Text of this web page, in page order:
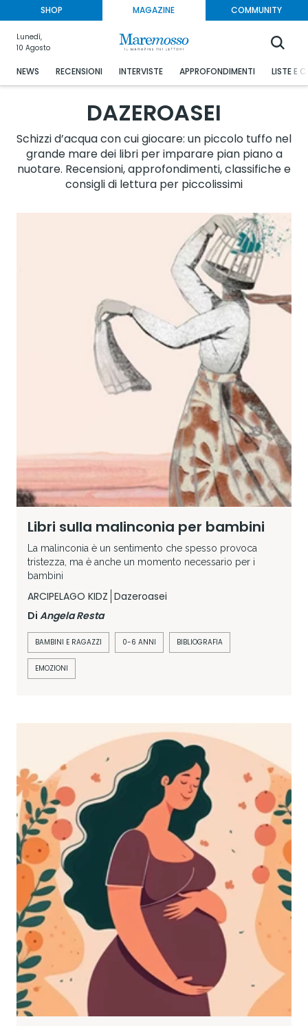
SHOP MAGAZINE COMMUNITY
Lunedì,
10 Agosto
NEWS RECENSIONI INTERVISTE APPROFONDIMENTI LISTE E
DAZEROASEI
Schizzi d’acqua con cui giocare: un piccolo tuffo nel
grande mare dei libri per imparare pian piano a
nuotare. Recensioni, approfondimenti, classifiche e
consigli di lettura per piccolissimi
Libri sulla malinconia per bambini
La malinconia è un sentimento che spesso provoca
tristezza, ma è anche un momento necessario per i
bambini
ARCIPELAGO KIDZ Dazeroasei
Di Angela Resta
BAMBINI E RAGAZZI 0-6 ANNI BIBLIOGRAFIA
EMOZIONI